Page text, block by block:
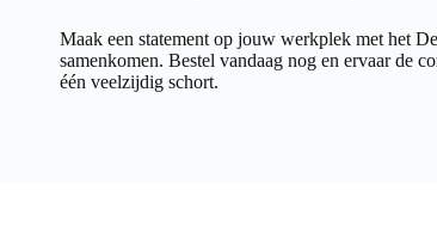
Maak een statement op jouw werkplek met het
samenkomen. Bestel vandaag nog en ervaar de
één veelzijdig schort.